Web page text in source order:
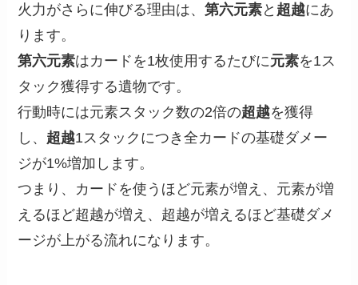
火力がさらに伸びる理由は、第六元素と 超越にあ
ります。
第六元素はカードを1枚使用するたびに元素を1ス
タック獲得する遺物です。
行動時には元素スタック数の2倍の超越を獲得
し、 超越1スタックにつき全カードの基礎ダメー
ジが1%増加します。
つまり、カードを使うほど元素が増え、元素が増
えるほど超越が増え、超越が増えるほど基礎ダメ
ージが上がる流れになります。